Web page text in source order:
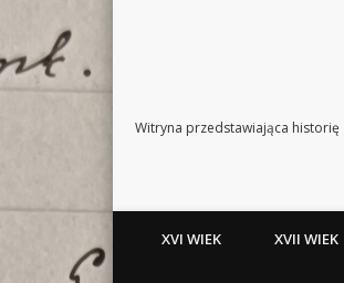
Witryna przedstawiająca historię
XVI WIEK XVII WIEK